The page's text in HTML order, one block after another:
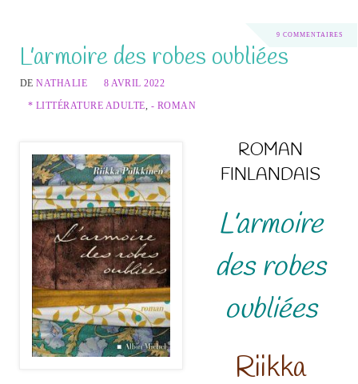
9 COMMENTAIRES
L’armoire des robes oubliées
DENATHALIE
8 AVRIL 2022
* LITTÉRATURE ADULTE, - ROMAN
ROMAN
FINLANDAIS
L’armoire
des robes
oubliées
Riikka